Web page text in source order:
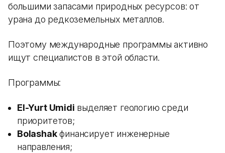
большими запасами природных ресурсов: от
урана до редкоземельных металлов.
Поэтому международные программы активно
ищут специалистов в этой области.
Программы:
El-Yurt Umidi выделяет геологию среди
приоритетов;
Bolashakфинансирует инженерные
направления;